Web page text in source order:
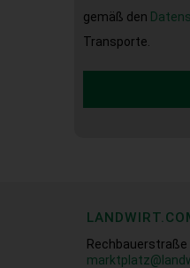
gemäß den
Transporte.
Rechbauerstraße